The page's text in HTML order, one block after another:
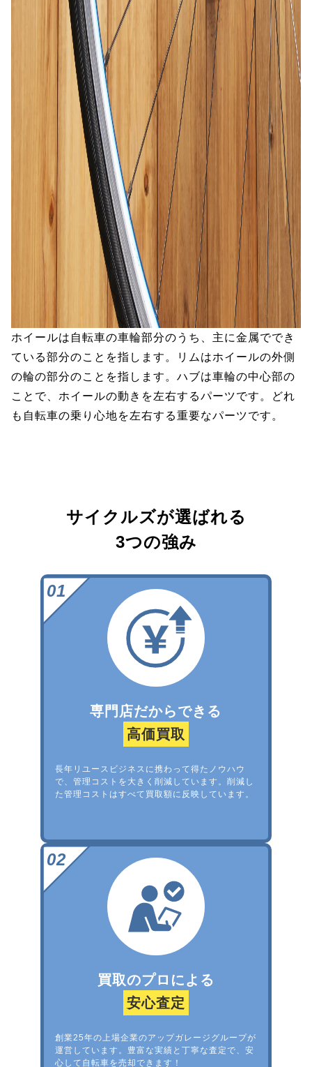
ホイールは自転車の車輪部分のうち、主に金属ででき
ている部分のことを指します。リムはホイールの外側
の輪の部分のことを指します。ハブは車輪の中心部の
ことで、ホイールの動きを左右するパーツです。どれ
も自転車の乗り心地を左右する重要なパーツです。
サイクルズが選ばれる
3つの強み
専門店だからできる
高価買取
長年リユースビジネスに携わって得たノウハウ
で、管理コストを大きく削減しています。削減し
た管理コストはすべて買取額に反映しています。
買取のプロによる
安心査定
創業25年の上場企業のアップガレージグループが
運営しています。豊富な実績と丁寧な査定で、安
心して自転車を売却できます！